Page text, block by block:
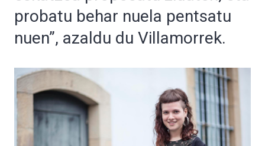
probatu behar nuela pentsatu
nuen”, azaldu du Villamorrek.